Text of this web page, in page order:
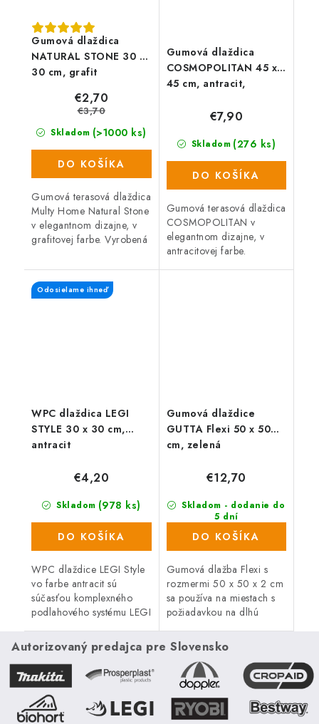
Gumová dlaždica
NATURAL STONE 30 x
30 cm, grafit
Skladom (>1000 ks)
€2,70
€3,70
DO KOŠÍKA
Gumová terasová dlaždica
Multy Home Natural Stone
v elegantnom dizajne, v
grafitovej farbe. Vyrobená
recyklátu a polypropylénu,
čo zaručuje vysokú...
Gumová dlaždica
COSMOPOLITAN 45 x
45 cm, antracit,
Skladom (276 ks)
€7,90
DO KOŠÍKA
Gumová terasová dlaždica
COSMOPOLITAN v
elegantnom dizajne, v
antracitovej farbe.
WPC dlaždica LEGI
STYLE 30 x 30 cm,
antracit
Odosielame ihneď
Skladom (978 ks)
€4,20
DO KOŠÍKA
WPC dlaždice LEGI Style
vo farbe antracit sú
súčasťou komplexného
podlahového systému LEGI
exteriérovú podlahovú
krytinu. Majú veľmi
jednoduchú a...
Gumová dlaždice
GUTTA Flexi 50 x 50
cm, zelená
Skladom - dodanie do
5 dní
(107 ks)
€12,70
DO KOŠÍKA
Gumová dlažba Flexi s
rozmermi 50 x 50 x 2 cm
sa používa na miestach s
požiadavkou na dlhú
zaťažiteľnosť. Je ideálnou
podlahovou krytinou do...
Autorizovaný predajca pre Slovensko